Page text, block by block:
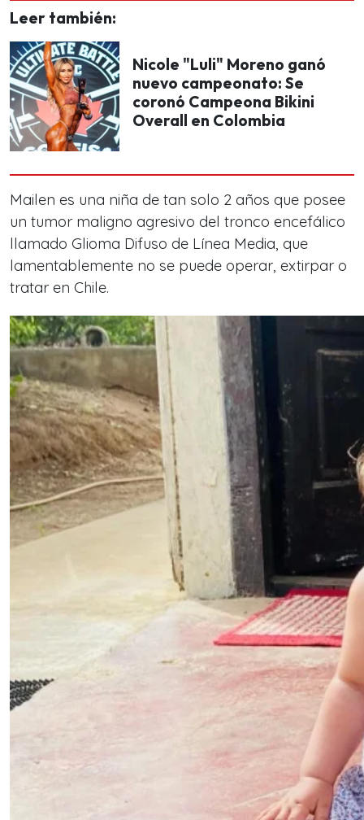
Leer también:
Nicole "Luli" Moreno ganó
nuevo campeonato: Se
coronó Campeona Bikini
Overall en Colombia
Mailen es una niña de tan solo 2 años que posee
un tumor maligno agresivo del tronco encefálico
llamado Glioma Difuso de Línea Media, que
lamentablemente no se puede operar, extirpar o
tratar en Chile.